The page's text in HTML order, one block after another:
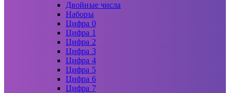
Двойные числа
Наборы
Цифра 0
Цифра 1
Цифра 2
Цифра 3
Цифра 4
Цифра 5
Цифра 6
Цифра 7